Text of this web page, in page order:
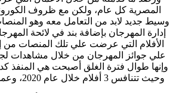
المصرية كل عام، ولكن مع ظروف
وسيط جديد لابد من التعامل معه وهو
إدارة المهرجان بإضافة بند في لائحة
الأفلام التي عرضت علي تلك المنصات من
علي جوائز المهرجان من خلال مشاهدات
وإنها طوال فترة الغلق أصبحت هي المنفذ
وحيث تتنافس 3 أفلام خلال عام 2020، وعملين خلال عام 2021”.